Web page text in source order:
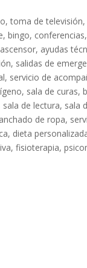
toma de
bingo,
ayudas
salidas de
servicio de
sala de curas,
de lectura, sala
de ropa,
dieta
fisioterapia,